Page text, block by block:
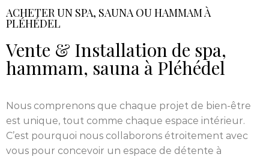
ACHETER UN SPA, SAUNA OU HAMMAM À
PLÉHÉDEL
Vente & Installation de spa,
hammam, sauna à Pléhédel
Nous comprenons que chaque projet de bien-être
est unique, tout comme chaque espace intérieur.
C’est pourquoi nous collaborons étroitement avec
vous pour concevoir un espace de détente à